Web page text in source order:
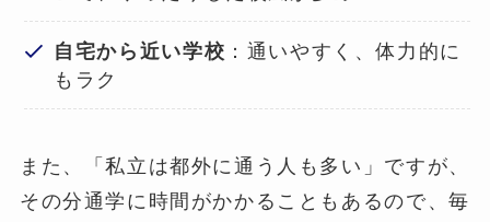
自宅から近い学校 ：通いやすく、体力的に
もラク
また、「私立は都外に通う人も多い」ですが、
その分通学に時間がかかることもあるので、毎